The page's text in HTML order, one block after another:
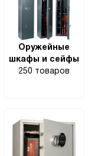
Оружейные
шкафы и сейфы
250 товаров